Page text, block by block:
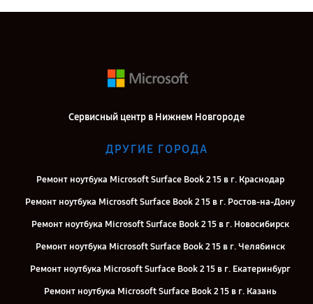
Сервисный центр в Нижнем Новгороде
ДРУГИЕ ГОРОДА
Ремонт ноутбука Microsoft Surface Book 2 15 в г. Краснодар
Ремонт ноутбука Microsoft Surface Book 2 15 в г. Ростов-на-Дону
Ремонт ноутбука Microsoft Surface Book 2 15 в г. Новосибирск
Ремонт ноутбука Microsoft Surface Book 2 15 в г. Челябинск
Ремонт ноутбука Microsoft Surface Book 2 15 в г. Екатеринбург
Ремонт ноутбука Microsoft Surface Book 2 15 в г. Казань